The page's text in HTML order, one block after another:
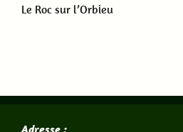
Le Roc sur l’Orbieu